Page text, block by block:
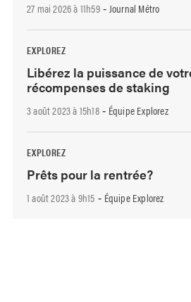
27 mai 2026 à 11h59- Journal Métro
EXPLOREZ
Libérez la puissance de
récompenses de staking
3 août 2023 à 15h18- Équipe Explorez
EXPLOREZ
Prêts pour la rentrée?
1 août 2023 à 9h15 - Équipe Explorez